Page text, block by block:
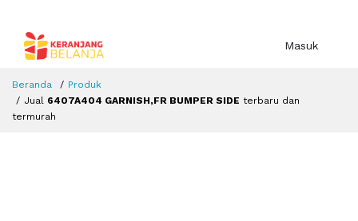
Masuk
Beranda
Produk
Jual 6407A404 GARNISH,FR BUMPER SIDE terbaru dan
termurah